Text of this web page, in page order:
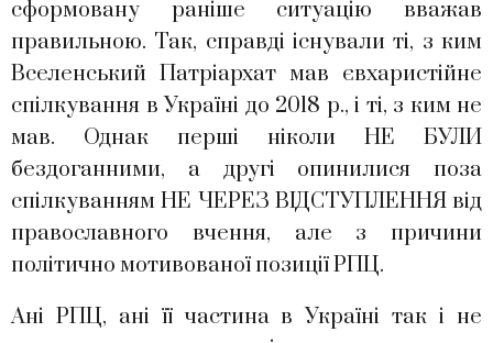
сформовану раніше ситуацію вважав
правильною. Так, справді існували ті, з ким
Вселенський Патріархат мав євхаристійне
спілкування в Україні до 2018 р., і ті, з ким не
мав. Однак перші ніколи НЕ БУЛИ
бездоганними, а другі опинилися поза
спілкуванням НЕ ЧЕРЕЗ ВІДСТУПЛЕННЯ від
православного вчення, але з причини
політично мотивованої позиції РПЦ.
Ані РПЦ, ані її частина в Україні так і не